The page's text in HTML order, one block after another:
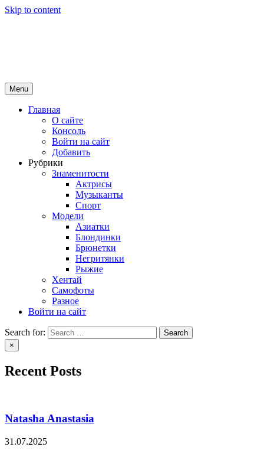
Skip to content
Menu
Главная
О сайте
Консоль
Войти на сайт
Добавить
Рубрики
Знаменитости
Актрисы
Музыканты
Спорт
Модели
Азиатки
Блондинки
Брюнетки
Негритянки
Рыжие
Хентай
Самофоты
Разное
Войти на сайт
Search for:
×
Recent Posts
Natasha Anastasia
31.07.2025